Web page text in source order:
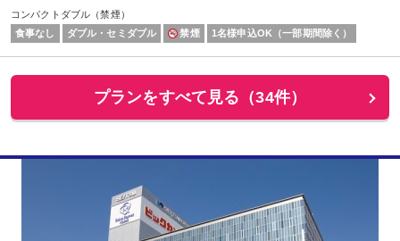
コンパクトダブル（禁煙）
食事なし
ダブル・セミダブル 禁煙 1名様申込OK（一部期間除く）
プランをすべて見る（34件）